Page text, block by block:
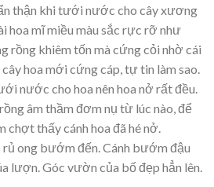
thận khi tưới nước cho cây xương
hoa mĩ miều màu sắc rực rỡ như
rồng khiêm tốn mà cứng cỏi nhờ cái
hoa mới cứng cáp, tự tin làm sao.
nước cho hoa nên hoa nở rất đều.
âm thầm đơm nụ từ lúc nào, để
thấy cánh hoa đã hé nở.
ong bướm đến. Cánh bướm đậu
lượn. Góc vườn của bố đẹp hẳn lên.